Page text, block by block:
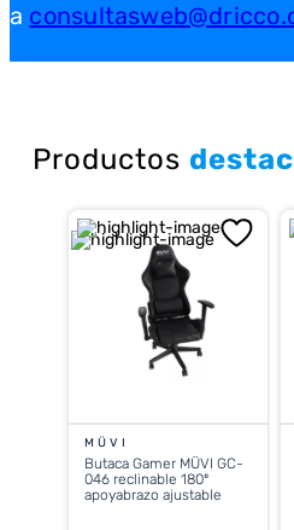
a
Productos
MÜVI
Butaca Gamer MÜVI GC-
046 reclinable 180º
apoyabrazo ajustable